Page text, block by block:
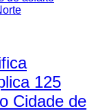
125
Cidade de